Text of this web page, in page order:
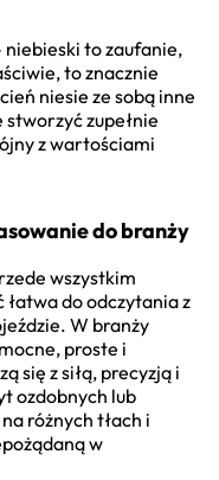
to zaufanie,
to znacznie
niesie ze sobą inne
zupełnie
z wartościami
do branży
wszystkim
do odczytania z
W branży
proste i
się z siłą, precyzją i
ozdobnych lub
różnych tłach i
w